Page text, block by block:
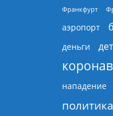
Франкфурт
аэропорт
деньги
нападение
политика